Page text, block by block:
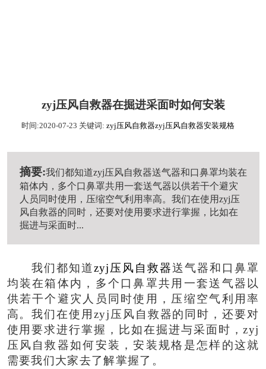
zyj压风自救器在掘进采面时如何安装
时间:2020-07-23 关键词: zyj压风自救器zyj压风自救器安装规格
摘要:我们都知道zyj压风自救器送气器和口鼻罩均装在
箱体内，多个口鼻罩共用一套送气器以供若干个避灾
人员同时使用，压缩空气利用率高。我们在使用zyj压
风自救器的同时，还要对使用要求进行掌握，比如在
掘进与采面时...
我们都知道zyj压风自救器送气器和口鼻罩
均装在箱体内，多个口鼻罩共用一套送气器以
供若干个避灾人员同时使用，压缩空气利用率
高。我们在使用zyj压风自救器的同时，还要对
使用要求进行掌握，比如在掘进与采面时，zyj
压风自救器如何安装，安装规格是怎样的这就
需要我们大家去了解掌握了。